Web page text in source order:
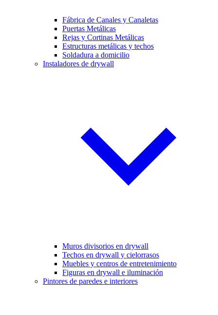
Fábrica de Canales y Canaletas
Puertas Metálicas
Rejas y Cortinas Metálicas
Estructuras metálicas y techos
Soldadura a domicilio
Instaladores de drywall
Muros divisorios en drywall
Techos en drywall y cielorrasos
Muebles y centros de entretenimiento
Figuras en drywall e iluminación
Pintores de paredes e interiores